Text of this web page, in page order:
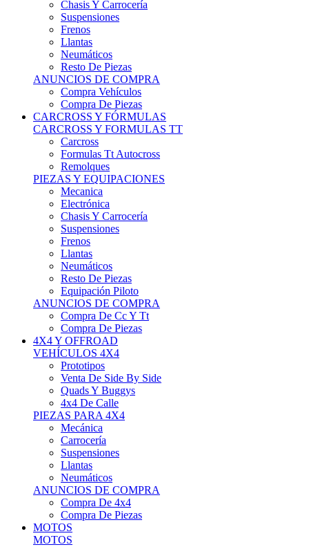
Frenos
Llantas
Neumáticos
Resto De Piezas
ANUNCIOS DE COMPRA
Compra Vehículos
Compra De Piezas
CARCROSS Y FÓRMULAS
CARCROSS Y FORMULAS TT
Carcross
Formulas Tt Autocross
Remolques
PIEZAS Y EQUIPACIONES
Mecanica
Electrónica
Chasis Y Carrocería
Suspensiones
Frenos
Llantas
Neumáticos
Resto De Piezas
Equipación Piloto
ANUNCIOS DE COMPRA
Compra De Cc Y Tt
Compra De Piezas
4X4 Y OFFROAD
VEHÍCULOS 4X4
Prototipos
Venta De Side By Side
Quads Y Buggys
4x4 De Calle
PIEZAS PARA 4X4
Mecánica
Carrocería
Suspensiones
Llantas
Neumáticos
ANUNCIOS DE COMPRA
Compra De 4x4
Compra De Piezas
MOTOS
MOTOS
Motos De Circuito